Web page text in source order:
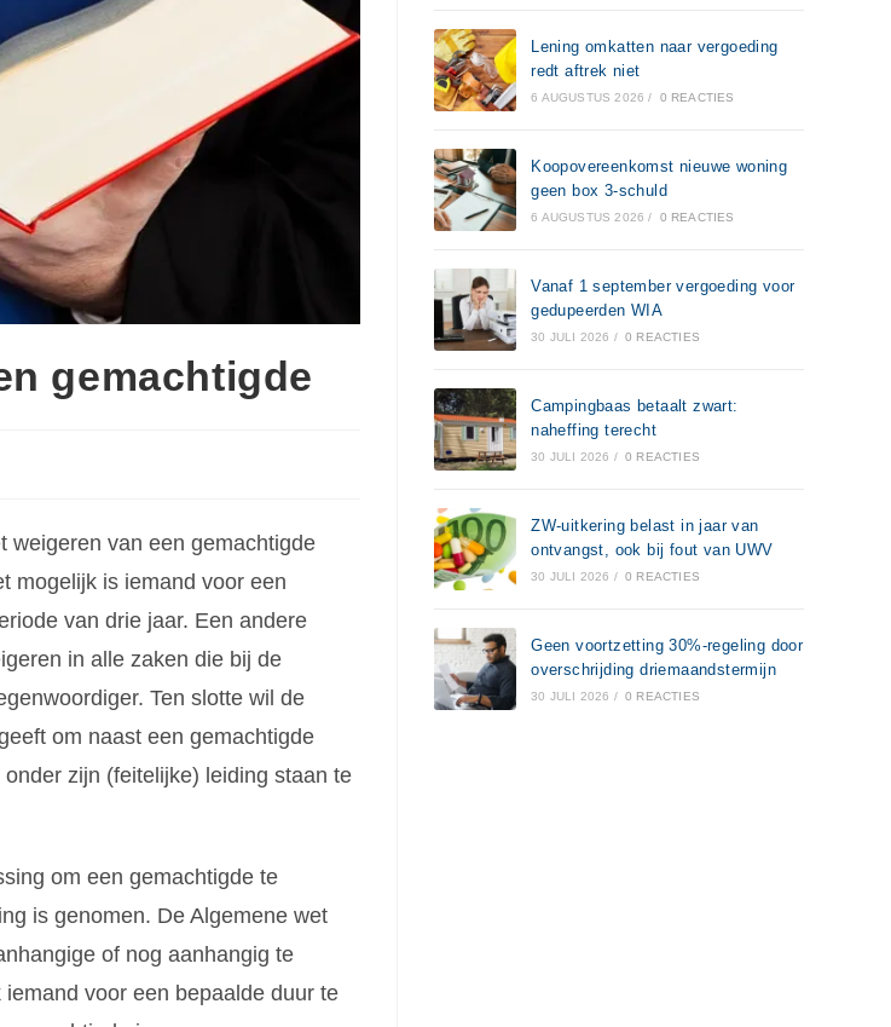
gemachtigde
weigeren van een gemachtigde
mogelijk is iemand voor een
van drie jaar. Een andere
in alle zaken die bij de
Ten slotte wil de
om naast een gemachtigde
zijn (feitelijke) leiding staan te
om een gemachtigde te
is genomen. De Algemene wet
of nog aanhangig te
voor een bepaalde duur te
Lening omkatten naar vergoeding
redt aftrek niet
6 AUGUSTUS 2026 / 0 REACTIES
Koopovereenkomst nieuwe woning
geen box 3-schuld
6 AUGUSTUS 2026 / 0 REACTIES
Vanaf 1 september vergoeding voor
gedupeerden WIA
30 JULI 2026 / 0 REACTIES
Campingbaas betaalt zwart:
naheffing terecht
30 JULI 2026 / 0 REACTIES
ZW-uitkering belast in jaar van
ontvangst, ook bij fout van UWV
30 JULI 2026 / 0 REACTIES
Geen voortzetting 30%-regeling door
overschrijding driemaandstermijn
30 JULI 2026 / 0 REACTIES